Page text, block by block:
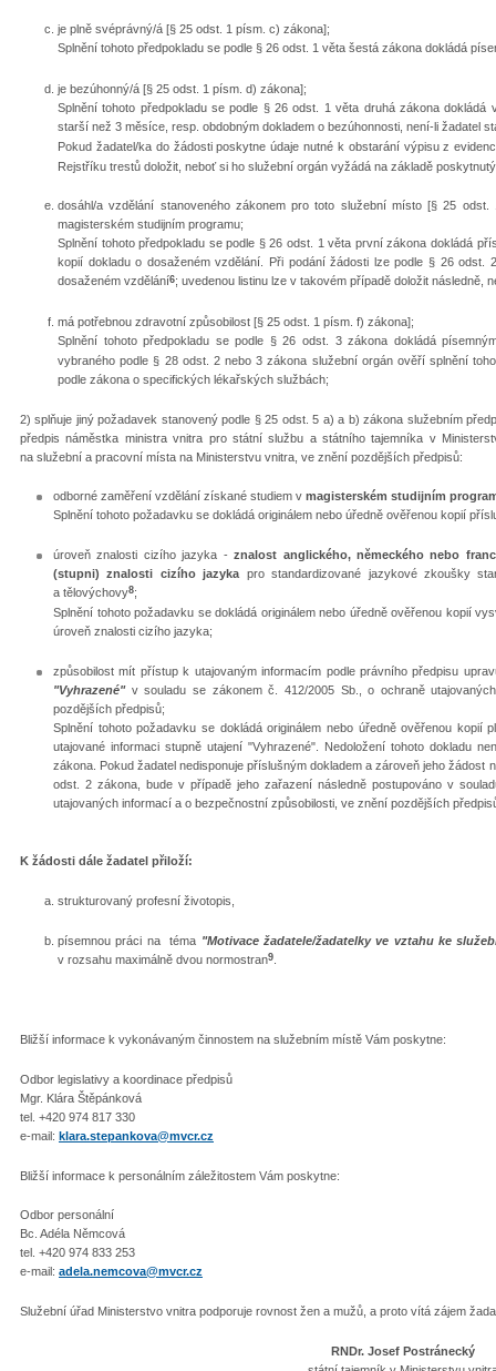
je plně svéprávný/á [§ 25 odst. 1 písm. c) zákona];
Splnění tohoto předpokladu se podle § 26 odst. 1 věta šestá zákona dokládá
je bezúhonný/á [§ 25 odst. 1 písm. d) zákona];
Splnění tohoto předpokladu se podle § 26 odst. 1 věta druhá zákona
starší než 3 měsíce, resp. obdobným dokladem o bezúhonnosti, není-li žadatel
Pokud žadatel/ka do žádosti poskytne údaje nutné k obstarání výpisu z
Rejstříku trestů doložit, neboť si ho služební orgán vyžádá na základě
dosáhl/a vzdělání stanoveného zákonem pro toto služební místo [§ 25
magisterském studijním programu;
Splnění tohoto předpokladu se podle § 26 odst. 1 věta první zákona dokládá
kopií dokladu o dosaženém vzdělání. Při podání žádosti lze podle § 26 odst.
dosaženém vzdělání6; uvedenou listinu lze v takovém případě doložit následně,
má potřebnou zdravotní způsobilost [§ 25 odst. 1 písm. f) zákona];
Splnění tohoto předpokladu se podle § 26 odst. 3 zákona dokládá
vybraného podle § 28 odst. 2 nebo 3 zákona služební orgán ověří splnění
podle zákona o specifických lékařských službách;
2) splňuje jiný požadavek stanovený podle § 25 odst. 5 a) a b) zákona služebním
předpis náměstka ministra vnitra pro státní službu a státního tajemníka v
na služební a pracovní místa na Ministerstvu vnitra, ve znění pozdějších předpisů:
odborné zaměření vzdělání získané studiem v magisterském studijním
Splnění tohoto požadavku se dokládá originálem nebo úředně ověřenou kopií
úroveň znalosti cizího jazyka -znalost anglického, německého nebo
(stupni) znalosti cizího jazyka pro standardizované jazykové zkoušky
a tělovýchovy8;
Splnění tohoto požadavku se dokládá originálem nebo úředně ověřenou kopií
úroveň znalosti cizího jazyka;
způsobilost mít přístup k utajovaným informacím podle právního předpisu
"Vyhrazené"v souladu se zákonem č. 412/2005 Sb., o ochraně
pozdějších předpisů;
Splnění tohoto požadavku se dokládá originálem nebo úředně ověřenou kopií
utajované informaci stupně utajení "Vyhrazené". Nedoložení tohoto dokladu
zákona. Pokud žadatel nedisponuje příslušným dokladem a zároveň jeho žádost
odst. 2 zákona, bude v případě jeho zařazení následně postupováno v
utajovaných informací a o bezpečnostní způsobilosti, ve znění pozdějších
K žádosti dále žadatel přiloží:
strukturovaný profesní životopis,
písemnou práci na téma "Motivace žadatele/žadatelky ve vztahu ke
v rozsahu maximálně dvou normostran9
Bližší informace k vykonávaným činnostem na služebním místě Vám poskytne:
Odbor legislativy a koordinace předpisů
Mgr. Klára Štěpánková
tel. +420 974 817 330
e-mail: klara.stepankova@mvcr.cz
Bližší informace k personálním záležitostem Vám poskytne:
Odbor personální
Bc. Adéla Němcová
tel. +420 974 833 253
e-mail: adela.nemcova@mvcr.cz
Služební úřad Ministerstvo vnitra podporuje rovnost žen a mužů, a proto vítá zájem
RNDr. Josef Postránecký